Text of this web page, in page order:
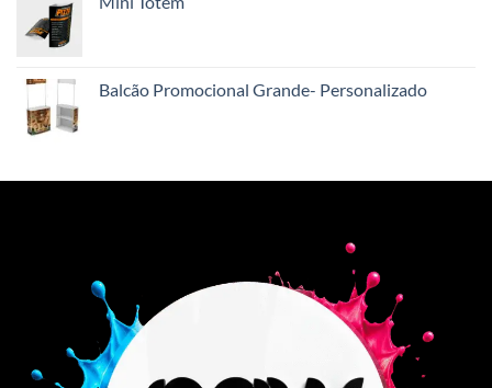
Balcão Promocional Grande- Personalizado